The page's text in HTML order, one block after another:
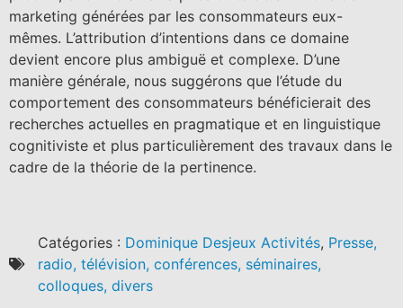
marketing générées par les consommateurs eux-
mêmes. L’attribution d’intentions dans ce domaine
devient encore plus ambiguë et complexe. D’une
manière générale, nous suggérons que l’étude du
comportement des consommateurs bénéficierait des
recherches actuelles en pragmatique et en linguistique
cognitiviste et plus particulièrement des travaux dans le
cadre de la théorie de la pertinence.
Catégories : Dominique Desjeux Activités, Presse,
radio, télévision, conférences, séminaires,
colloques, divers